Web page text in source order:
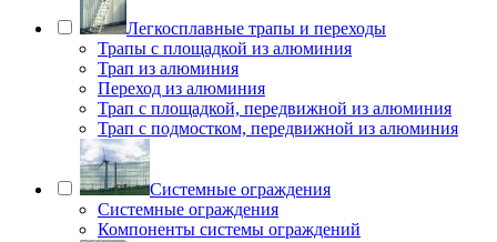
Легкосплавные трапы и переходы
Трапы с площадкой из алюминия
Трап из алюминия
Переход из алюминия
Трап с площадкой, передвижной из алюминия
Трап с подмостком, передвижной из алюминия
Системные ограждения
Системные ограждения
Компоненты системы ограждений